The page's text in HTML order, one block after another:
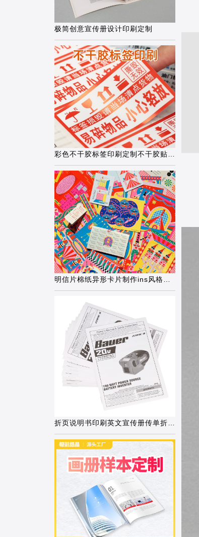
极简创意宣传册设计印刷定制
彩色不干胶标签印刷定制不干胶贴纸食品
明信片棉纸异形卡片制作ins风格售后卡创
折页说明书印刷英文宣传册传单折叠蓝牙